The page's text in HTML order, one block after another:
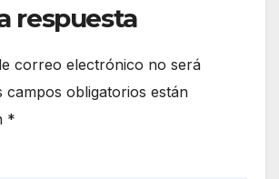
respuesta
correo electrónico no será
campos obligatorios están
*